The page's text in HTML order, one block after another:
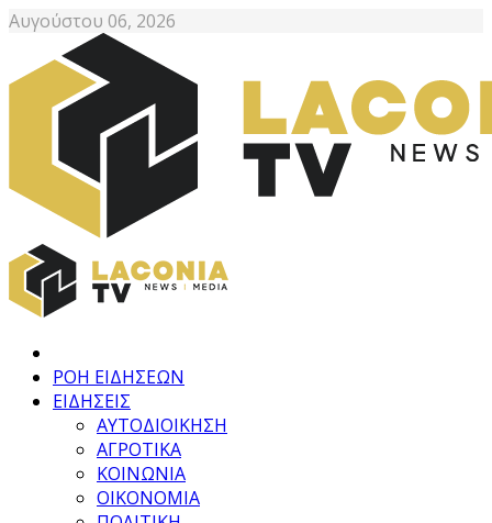
Αυγούστου 06, 2026
ΡΟΗ ΕΙΔΗΣΕΩΝ
ΕΙΔΗΣΕΙΣ
ΑΥΤΟΔΙΟΙΚΗΣΗ
ΑΓΡΟΤΙΚΑ
ΚΟΙΝΩΝΙΑ
ΟΙΚΟΝΟΜΙΑ